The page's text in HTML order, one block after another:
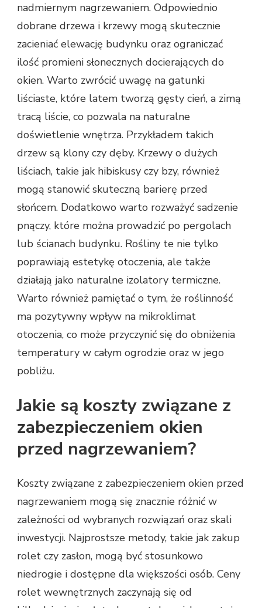
nadmiernym nagrzewaniem. Odpowiednio
dobrane drzewa i krzewy mogą skutecznie
zacieniać elewację budynku oraz ograniczać
ilość promieni słonecznych docierających do
okien. Warto zwrócić uwagę na gatunki
liściaste, które latem tworzą gęsty cień, a zimą
tracą liście, co pozwala na naturalne
doświetlenie wnętrza. Przykładem takich
drzew są klony czy dęby. Krzewy o dużych
liściach, takie jak hibiskusy czy bzy, również
mogą stanowić skuteczną barierę przed
słońcem. Dodatkowo warto rozważyć sadzenie
pnączy, które można prowadzić po pergolach
lub ścianach budynku. Rośliny te nie tylko
poprawiają estetykę otoczenia, ale także
działają jako naturalne izolatory termiczne.
Warto również pamiętać o tym, że roślinność
ma pozytywny wpływ na mikroklimat
otoczenia, co może przyczynić się do obniżenia
temperatury w całym ogrodzie oraz w jego
pobliżu.
Jakie są koszty związane z
zabezpieczeniem okien
przed nagrzewaniem?
Koszty związane z zabezpieczeniem okien przed
nagrzewaniem mogą się znacznie różnić w
zależności od wybranych rozwiązań oraz skali
inwestycji. Najprostsze metody, takie jak zakup
rolet czy zasłon, mogą być stosunkowo
niedrogie i dostępne dla większości osób. Ceny
rolet wewnętrznych zaczynają się od